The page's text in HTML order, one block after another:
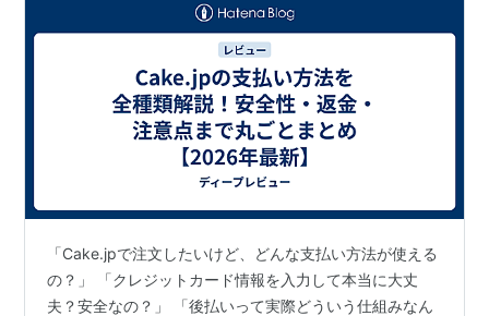
「Cake.jpで注文したいけど、どんな支払い方法が使える
の？」 「クレジットカード情報を入力して本当に大丈
夫？安全なの？」 「後払いって実際どういう仕組みなん